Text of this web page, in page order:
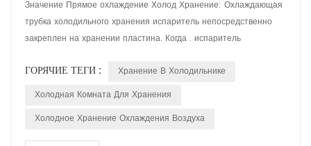
Значение Прямое охлаждение Холод Хранение: Охлаждающая
трубка холодильного хранения испаритель непосредственно
закреплен на хранении пластина. Когда . испаритель
ГОРЯЧИЕ ТЕГИ :
Хранение В Холодильнике
Холодная Комната Для Хранения
Холодное Хранение Охлаждения Воздуха